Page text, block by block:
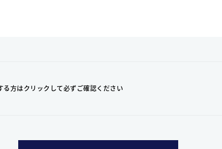
る方はクリックして必ずご確認ください